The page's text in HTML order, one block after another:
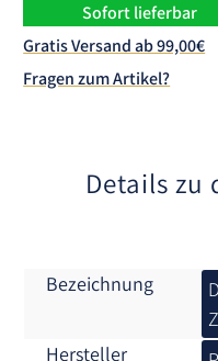
Sofort lieferbar
Gratis Versand ab 99,00€
Fragen zum Artikel?
Details zu
Bezeichnung
Hersteller